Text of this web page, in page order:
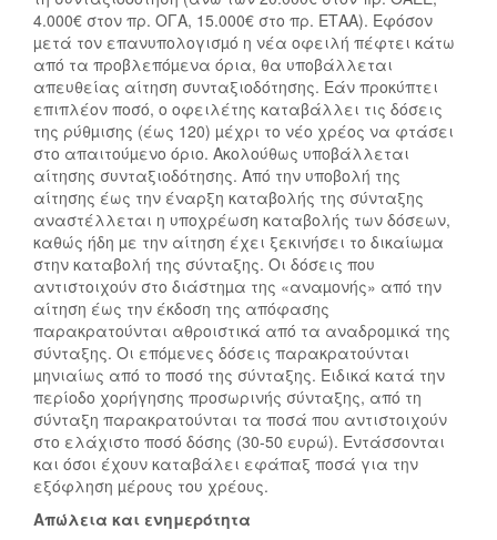
4.000€ στον πρ. ΟΓΑ, 15.000€ στο πρ. ΕΤΑΑ). Εφόσον
µετά τον επανυπολογισµό η νέα οφειλή πέφτει κάτω
από τα προβλεπόµενα όρια, θα υποβάλλεται
απευθείας αίτηση συνταξιοδότησης. Εάν προκύπτει
επιπλέον ποσό, ο οφειλέτης καταβάλλει τις δόσεις
της ρύθµισης (έως 120) µέχρι το νέο χρέος να φτάσει
στο απαιτούµενο όριο. Ακολούθως υποβάλλεται
αίτησης συνταξιοδότησης. Από την υποβολή της
αίτησης έως την έναρξη καταβολής της σύνταξης
αναστέλλεται η υποχρέωση καταβολής των δόσεων,
καθώς ήδη µε την αίτηση έχει ξεκινήσει το δικαίωµα
στην καταβολή της σύνταξης. Οι δόσεις που
αντιστοιχούν στο διάστηµα της «αναµονής» από την
αίτηση έως την έκδοση της απόφασης
παρακρατούνται αθροιστικά από τα αναδροµικά της
σύνταξης. Οι επόµενες δόσεις παρακρατούνται
µηνιαίως από το ποσό της σύνταξης. Ειδικά κατά την
περίοδο χορήγησης προσωρινής σύνταξης, από τη
σύνταξη παρακρατούνται τα ποσά που αντιστοιχούν
στο ελάχιστο ποσό δόσης (30-50 ευρώ). Εντάσσονται
και όσοι έχουν καταβάλει εφάπαξ ποσά για την
εξόφληση µέρους του χρέους.
Απώλεια και ενημερότητα